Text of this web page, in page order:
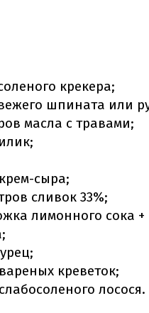
крекера;
шпината или
масла с травами;
сыра;
сливок 33%;
лимонного сока
креветок;
лосося.